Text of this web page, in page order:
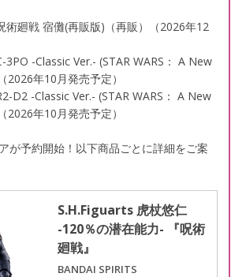
術廻戦 宿儺(再販版)（再販）（2026年12
-Classic Ver.- (STAR WARS： A New
2026年10月発売予定）
D2 -Classic Ver.- (STAR WARS： A New
2026年10月発売予定）
が予約開始！以下商品ごとに詳細をご案
S.H.Figuarts 虎杖悠仁
-120％の潜在能力- 『呪術
廻戦』
BANDAI SPIRITS